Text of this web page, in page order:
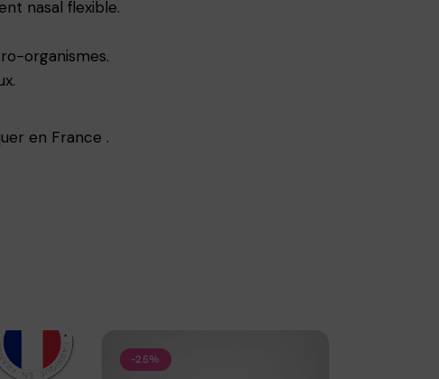
nasal flexible.
organismes.
en France .
-25%